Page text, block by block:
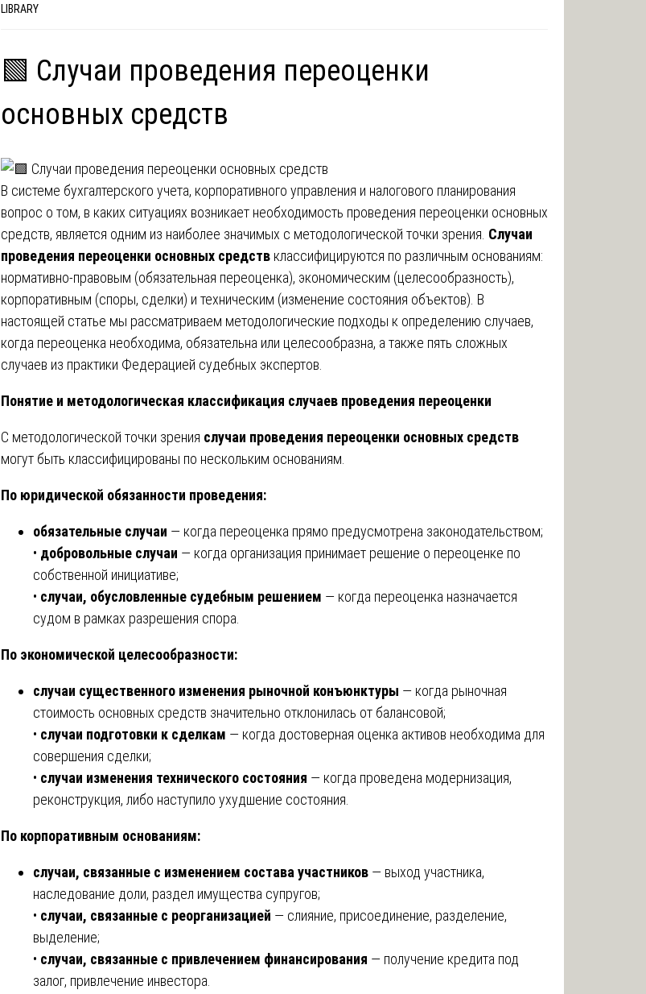
LIBRARY
🟩 Случаи проведения переоценки
основных средств
В системе бухгалтерского учета, корпоративного управления и налогового планирования
вопрос о том, в каких ситуациях возникает необходимость проведения переоценки основных
средств, является одним из наиболее значимых с методологической точки зрения. Случаи
проведения переоценки основных средств классифицируются по различным основаниям:
нормативно-правовым (обязательная переоценка), экономическим (целесообразность),
корпоративным (споры, сделки) и техническим (изменение состояния объектов). В
настоящей статье мы рассматриваем методологические подходы к определению случаев,
когда переоценка необходима, обязательна или целесообразна, а также пять сложных
случаев из практики Федерацией судебных экспертов.
Понятие и методологическая классификация случаев проведения переоценки
С методологической точки зрения случаи проведения переоценки основных средств
могут быть классифицированы по нескольким основаниям.
По юридической обязанности проведения:
обязательные случаи — когда переоценка прямо предусмотрена законодательством;
• добровольные случаи — когда организация принимает решение о переоценке по
собственной инициативе;
• случаи, обусловленные судебным решением — когда переоценка назначается
судом в рамках разрешения спора.
По экономической целесообразности:
случаи существенного изменения рыночной конъюнктуры — когда рыночная
стоимость основных средств значительно отклонилась от балансовой;
• случаи подготовки к сделкам — когда достоверная оценка активов необходима для
совершения сделки;
• случаи изменения технического состояния — когда проведена модернизация,
реконструкция, либо наступило ухудшение состояния.
По корпоративным основаниям:
случаи, связанные с изменением состава участников — выход участника,
наследование доли, раздел имущества супругов;
• случаи, связанные с реорганизацией — слияние, присоединение, разделение,
выделение;
• случаи, связанные с привлечением финансирования — получение кредита под
залог, привлечение инвестора.